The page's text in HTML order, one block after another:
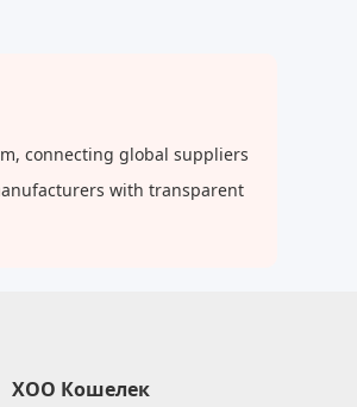
connecting global suppliers
with transparent
XOO Кошелек